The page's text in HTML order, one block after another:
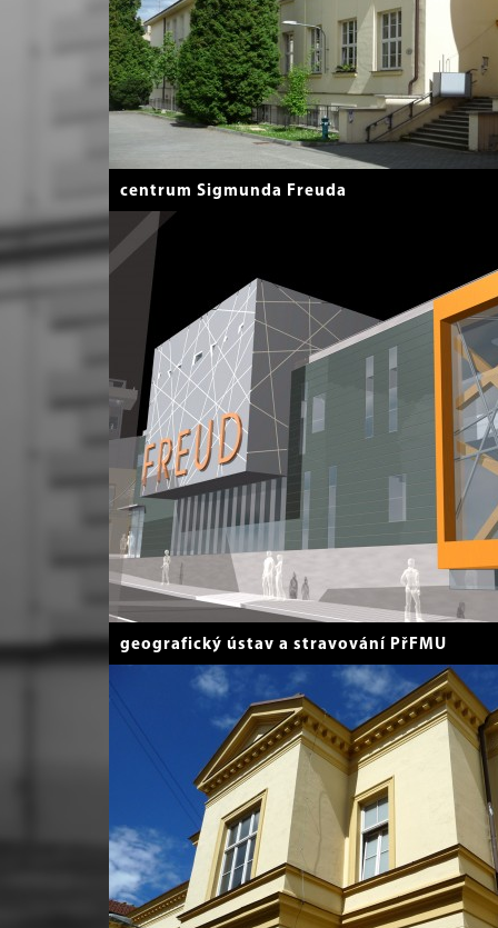
centrum Sigmunda Freuda
geografický ústav a stravování PřFMU